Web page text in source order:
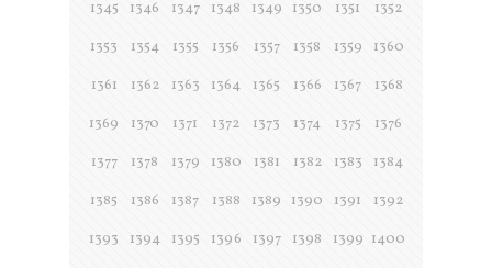
1345
1346 1347 1348 1349 1350 1351
1352
1353
1354 1355 1356 1357 1358 1359
1360
1361
1362 1363 1364 1365 1366 1367
1368
1369
1370 1371 1372 1373 1374 1375
1376
1377
1378 1379 1380 1381 1382 1383
1384
1385
1386 1387 1388 1389 1390 1391
1392
1393
1394 1395 1396 1397 1398 1399 1400